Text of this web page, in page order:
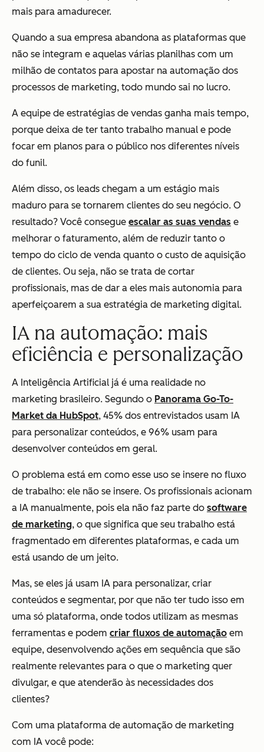
mais para amadurecer.
Quando a sua empresa abandona as plataformas que
não se integram e aquelas várias planilhas com um
milhão de contatos para apostar na automação dos
processos de marketing, todo mundo sai no lucro.
A equipe de estratégias de vendas ganha mais tempo,
porque deixa de ter tanto trabalho manual e pode
focar em planos para o público nos diferentes níveis
do funil.
Além disso, os leads chegam a um estágio mais
maduro para se tornarem clientes do seu negócio. O
resultado? Você consegue escalar as suas vendas e
melhorar o faturamento, além de reduzir tanto o
tempo do ciclo de venda quanto o custo de aquisição
de clientes. Ou seja, não se trata de cortar
profissionais, mas de dar a eles mais autonomia para
aperfeiçoarem a sua estratégia de marketing digital.
IA na automação: mais
eficiência e personalização
A Inteligência Artificial já é uma realidade no
marketing brasileiro. Segundo o Panorama Go-To-
Market da HubSpot, 45% dos entrevistados usam IA
para personalizar conteúdos, e 96% usam para
desenvolver conteúdos em geral.
O problema está em como esse uso se insere no fluxo
de trabalho: ele não se insere. Os profissionais acionam
a IA manualmente, pois ela não faz parte do software
de marketing, o que significa que seu trabalho está
fragmentado em diferentes plataformas, e cada um
está usando de um jeito.
Mas, se eles já usam IA para personalizar, criar
conteúdos e segmentar, por que não ter tudo isso em
uma só plataforma, onde todos utilizam as mesmas
ferramentas e podem criar fluxos de automação em
equipe, desenvolvendo ações em sequência que são
realmente relevantes para o que o marketing quer
divulgar, e que atenderão às necessidades dos
clientes?
Com uma plataforma de automação de marketing
com IA você pode: